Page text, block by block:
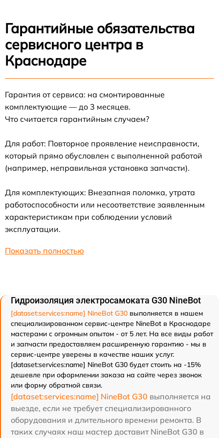
Гарантийные обязательства
сервисного центра в
Краснодаре
Гарантия от сервиса: на смонтированные
комплектующие — до 3 месяцев.
Что считается гарантийным случаем?
Для работ: Повторное проявление неисправности,
который прямо обусловлен с выполненной работой
(например, неправильная установка запчасти).
Для комплектующих: Внезапная поломка, утрата
работоспособности или несоответствие заявленным
характеристикам при соблюдении условий
эксплуатации.
Показать полностью
Гидроизоляция электросамоката G30 NineBot
[dataset:services:name] NineBot G30 выполняется в нашем
специализированном сервис-центре NineBot в Краснодаре
мастерами с огромным опытом - от 5 лет. На все виды работ
и запчасти предоставляем расширенную гарантию - мы в
сервис-центре уверены в качестве наших услуг.
[dataset:services:name] NineBot G30 будет стоить на -15%
дешевле при оформлении заказа на сайте через звонок
или форму обратной связи.
[dataset:services:name] NineBot G30 выполняется на
выезде, если не требует специализированного
оборудования и длительного времени ремонта. В
таких случаях наш мастер доставит NineBot G30 в